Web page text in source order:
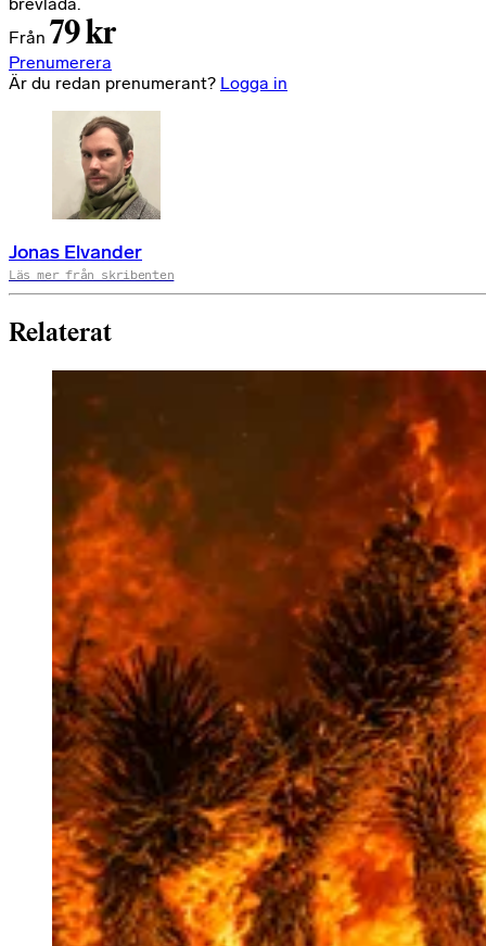
Från 79 kr
Prenumerera
Är du redan prenumerant? Logga in
Jonas Elvander
Läs mer från skribenten
Relaterat